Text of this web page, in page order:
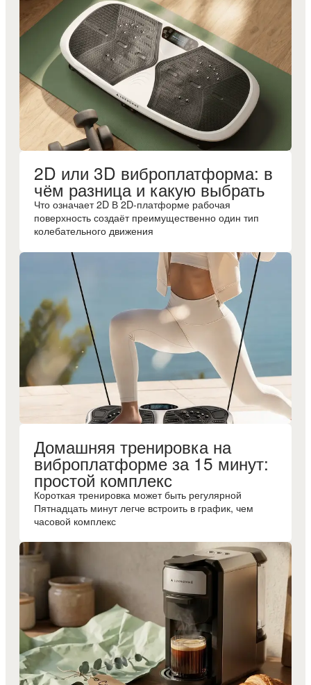
2D или 3D виброплатформа: в
чём разница и какую выбрать
Что означает 2D В 2D-платформе рабочая
поверхность создаёт преимущественно один тип
колебательного движения
Домашняя тренировка на
виброплатформе за 15 минут:
простой комплекс
Короткая тренировка может быть регулярной
Пятнадцать минут легче встроить в график, чем
часовой комплекс